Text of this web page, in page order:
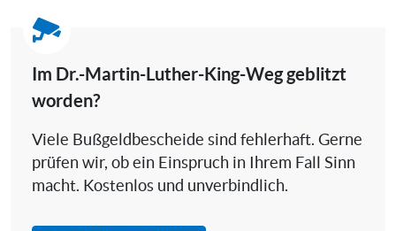
Im Dr.-Martin-Luther-King-Weg geblitzt
worden?
Viele Bußgeldbescheide sind fehlerhaft. Gerne
prüfen wir, ob ein Einspruch in Ihrem Fall Sinn
macht. Kostenlos und unverbindlich.